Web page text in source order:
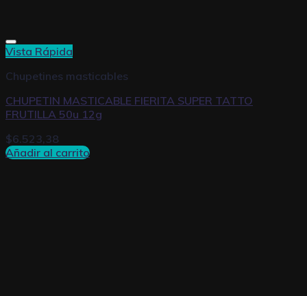
Vista Rápida
Chupetines masticables
CHUPETIN MASTICABLE FIERITA SUPER TATTO
FRUTILLA 50u 12g
$6.523,38
Añadir al carrito